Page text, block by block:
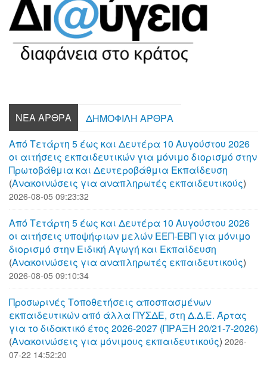
ΝΈΑ ΆΡΘΡΑ
ΔΗΜΟΦΙΛΉ ΆΡΘΡΑ
Από Τετάρτη 5 έως και Δευτέρα 10 Αυγούστου 2026
οι αιτήσεις εκπαιδευτικών για μόνιμο διορισμό στην
Πρωτοβάθμια και Δευτεροβάθμια Εκπαίδευση
(Aνακοινώσεις για αναπληρωτές εκπαιδευτικούς)
2026-08-05 09:23:32
Από Τετάρτη 5 έως και Δευτέρα 10 Αυγούστου 2026
οι αιτήσεις υποψήφιων μελών ΕΕΠ-ΕΒΠ για μόνιμο
διορισμό στην Ειδική Αγωγή και Εκπαίδευση
(Aνακοινώσεις για αναπληρωτές εκπαιδευτικούς)
2026-08-05 09:10:34
Προσωρινές Τοποθετήσεις αποσπασμένων
εκπαιδευτικών από άλλα ΠΥΣΔΕ, στη Δ.Δ.Ε. Άρτας
για το διδακτικό έτος 2026-2027 (ΠΡΑΞΗ 20/21-7-2026)
(Aνακοινώσεις για μόνιμους εκπαιδευτικούς) 2026-
07-22 14:52:20